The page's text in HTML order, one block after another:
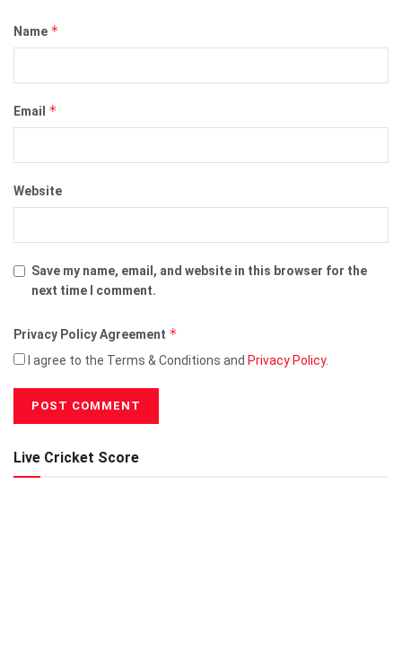
Name *
Email *
Website
Save my name, email, and website in this browser for the
next time I comment.
Privacy Policy Agreement *
I agree to the Terms & Conditions and Privacy Policy.
Live Cricket Score